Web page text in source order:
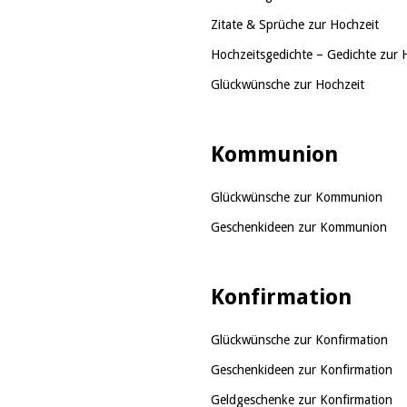
Zitate & Sprüche zur Hochzeit
Hochzeitsgedichte – Gedichte zur
Glückwünsche zur Hochzeit
Kommunion
Glückwünsche zur Kommunion
Geschenkideen zur Kommunion
Konfirmation
Glückwünsche zur Konfirmation
Geschenkideen zur Konfirmation
Geldgeschenke zur Konfirmation